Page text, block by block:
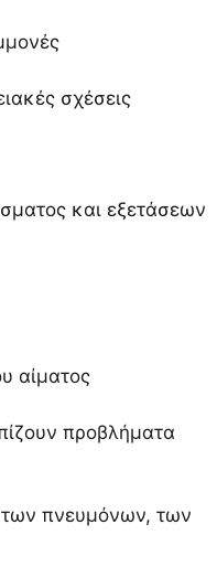
σχέσεις
και εξετάσεων
αίματος
προβλήματα
των πνευμόνων, των